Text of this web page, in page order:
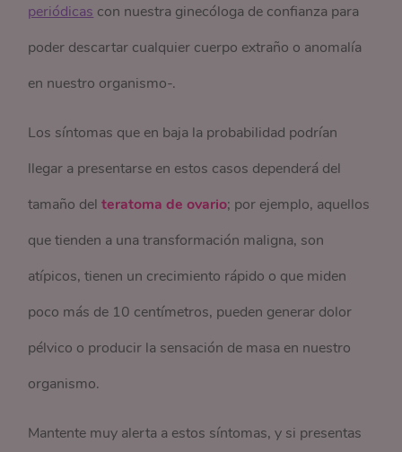
periódicas con nuestra ginecóloga de confianza para
poder descartar cualquier cuerpo extraño o anomalía
en nuestro organismo-.
Los síntomas que en baja la probabilidad podrían
llegar a presentarse en estos casos dependerá del
tamaño delteratoma de ovario; por ejemplo, aquellos
que tienden a una transformación maligna, son
atípicos, tienen un crecimiento rápido o que miden
poco más de 10 centímetros, pueden generar dolor
pélvico o producir la sensación de masa en nuestro
organismo.
Mantente muy alerta a estos síntomas, y si presentas